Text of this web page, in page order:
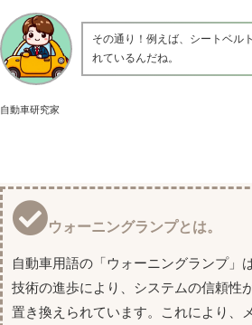
自動車研究家
その通り！例えば、シートベル
れているんだね。
ウォーニングランプとは。
自動車用語の「ウォーニングランプ」
技術の進歩により、システムの信頼性
置き換えられています。これにより、